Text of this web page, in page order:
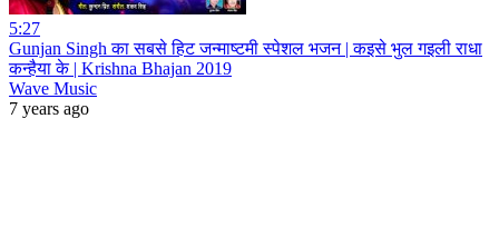
5:27
Gunjan Singh का सबसे हिट जन्माष्टमी स्पेशल भजन | कइसे भुल गइली राधा
कन्हैया के | Krishna Bhajan 2019
Wave Music
7 years ago